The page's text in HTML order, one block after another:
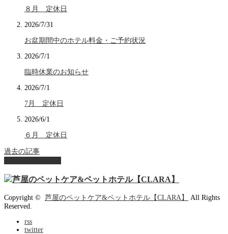
８月 定休日
2026/7/31
お盆期間中のホテル料金・ご予約状況
2026/7/1
臨時休業のお知らせ
2026/7/1
7月 定休日
2026/6/1
６月 定休日
過去の記事
Copyright © 芦屋のペットケア&ペットホテル【CLARA】
All Rights
Reserved.
rss
twitter